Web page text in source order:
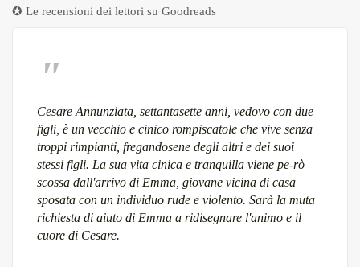
✪ Le recensioni dei lettori su Goodreads
Cesare Annunziata, settantasette anni, vedovo con due
figli, è un vecchio e cinico rompiscatole che vive senza
troppi rimpianti, fregandosene degli altri e dei suoi
stessi figli. La sua vita cinica e tranquilla viene pe-rò
scossa dall'arrivo di Emma, giovane vicina di casa
sposata con un individuo rude e violento. Sarà la muta
richiesta di aiuto di Emma a ridisegnare l'animo e il
cuore di Cesare.